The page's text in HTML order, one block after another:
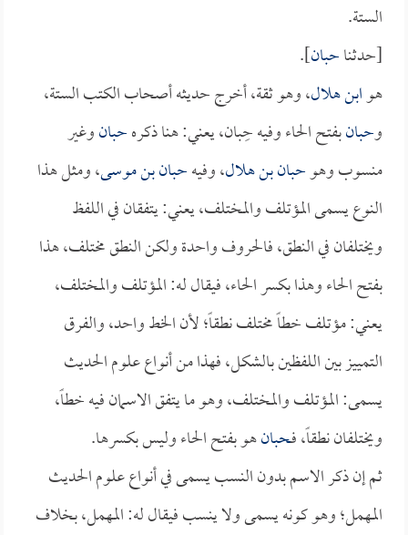
الستة.
[حدثناحبان].
هوابن هلال، وهو ثقة، أخرج حديثه أصحاب الكتب الستة،
وحبانبفتح الحاء وفيه حِبان، يعني: هنا ذكرهحبانوغير
منسوب وهوحبان بن هلال، وفيهحبان بن موسى، ومثل هذا
النوع يسمى المؤتلف والمختلف، يعني: يتفقان في اللفظ
ويختلفان في النطق، فالحروف واحدة ولكن النطق مختلف، هذا
بفتح الحاء وهذا بكسر الحاء، فيقال له: المؤتلف والمختلف،
يعني: مؤتلف خطاً مختلف نطقاً؛ لأن الخط واحد، والفرق
التمييز بين اللفظين بالشكل، فهذا من أنواع علوم الحديث
يسمى: المؤتلف والمختلف، وهو ما يتفق الاسمان فيه خطاً،
ويختلفان نطقاً، فـحبانهو بفتح الحاء وليس بكسرها.
ثم إن ذكر الاسم بدون النسب يسمى في أنواع علوم الحديث
المهمل؛ وهو كونه يسمى ولا ينسب فيقال له: المهمل، بخلاف